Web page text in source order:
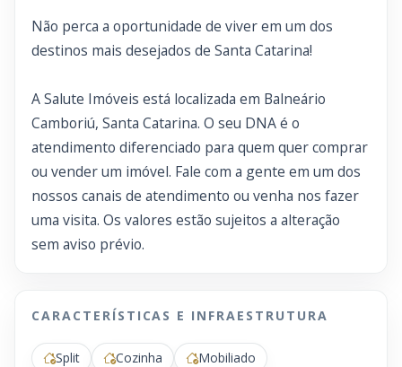
Não perca a oportunidade de viver em um dos
destinos mais desejados de Santa Catarina!
A Salute Imóveis está localizada em Balneário
Camboriú, Santa Catarina. O seu DNA é o
atendimento diferenciado para quem quer comprar
ou vender um imóvel. Fale com a gente em um dos
nossos canais de atendimento ou venha nos fazer
uma visita. Os valores estão sujeitos a alteração
sem aviso prévio.
CARACTERÍSTICAS E INFRAESTRUTURA
Split Cozinha
Mobiliado